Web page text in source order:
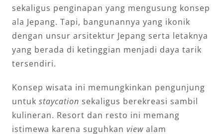
sekaligus penginapan yang mengusung konsep
ala Jepang. Tapi, bangunannya yang ikonik
dengan unsur arsitektur Jepang serta letaknya
yang berada di ketinggian menjadi daya tarik
tersendiri.
Konsep wisata ini memungkinkan pengunjung
untuk staycation sekaligus berekreasi sambil
kulineran. Resort dan resto ini memang
istimewa karena suguhkan view alam